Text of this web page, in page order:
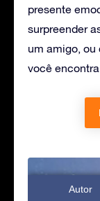
presente
surpreender
um amigo, ou
você
Autor